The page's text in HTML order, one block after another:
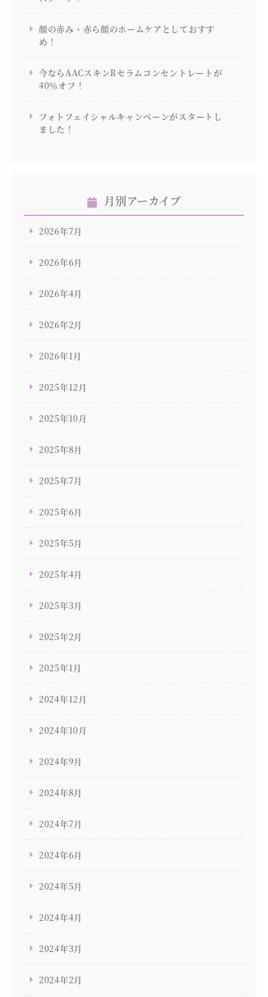
顔の赤み・赤ら顔のホームケアとしておすす
め！
今ならAACスキンRセラムコンセントレートが
40％オフ！
フォトフェイシャルキャンペーンがスタートし
ました！
月別アーカイブ
2026年7月
2026年6月
2026年4月
2026年2月
2026年1月
2025年12月
2025年10月
2025年8月
2025年7月
2025年6月
2025年5月
2025年4月
2025年3月
2025年2月
2025年1月
2024年12月
2024年10月
2024年9月
2024年8月
2024年7月
2024年6月
2024年5月
2024年4月
2024年3月
2024年2月